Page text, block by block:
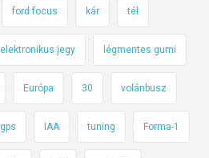
ford focus kár tél
elektronikus jegy légmentes gumi
Európa 30 volánbusz
gps IAA tuning Forma-1